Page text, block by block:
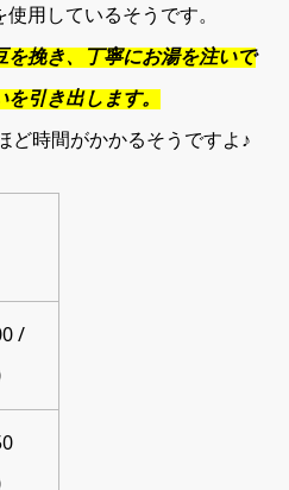
用しているそうです。
挽き、丁寧にお湯を注いで
を引き出します。
ど時間がかかるそうですよ♪
/